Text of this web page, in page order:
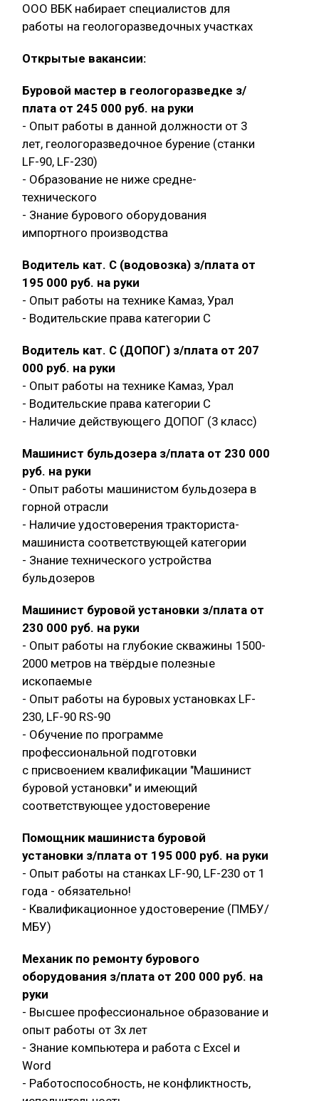
ООО ВБК набирает специалистов для
работы на геологоразведочных участках
Открытые вакансии:
Буровой мастер в геологоразведке з/
плата от 245 000 руб. на руки
- Опыт работы в данной должности от 3
лет, геологоразведочное бурение (станки
LF-90, LF-230)
- Образование не ниже средне-
технического
- Знание бурового оборудования
импортного производства
Водитель кат. С (водовозка) з/плата от
195 000 руб. на руки
- Опыт работы на технике Камаз, Урал
- Водительские права категории C
Водитель кат. С (ДОПОГ) з/плата от 207
000 руб. на руки
- Опыт работы на технике Камаз, Урал
- Водительские права категории C
- Наличие действующего ДОПОГ (3 класс)
Машинист бульдозера з/плата от 230 000
руб. на руки
- Опыт работы машинистом бульдозера в
горной отрасли
- Наличие удостоверения тракториста-
машиниста соответствующей категории
- Знание технического устройства
бульдозеров
Машинист буровой установки з/плата от
230 000 руб. на руки
- Опыт работы на глубокие скважины 1500-
2000 метров на твёрдые полезные
ископаемые
- Опыт работы на буровых установках LF-
230, LF-90 RS-90
- Обучение по программе
профессиональной подготовки
с присвоением квалификации "Машинист
буровой установки" и имеющий
соответствующее удостоверение
Помощник машиниста буровой
установки з/плата от 195 000 руб. на руки
- Опыт работы на станках LF-90, LF-230 от 1
года - обязательно!
- Квалификационное удостоверение (ПМБУ/
МБУ)
Механик по ремонту бурового
оборудования з/плата от 200 000 руб. на
руки
- Высшее профессиональное образование и
опыт работы от 3х лет
- Знание компьютера и работа с Exсel и
Word
- Работоспособность, не конфликтность,